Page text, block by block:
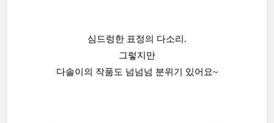
심드렁한 표정의 다소리.
그렇지만
다솔이의 작품도 넘넘넘 분위기 있어요~